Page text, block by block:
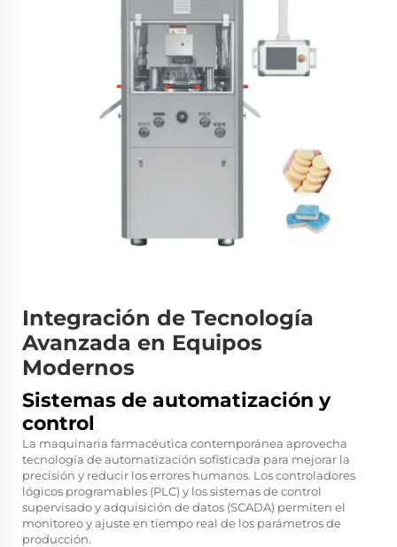
Integración de Tecnología
Avanzada en Equipos
Modernos
Sistemas de automatización y
control
La maquinaria farmacéutica contemporánea aprovecha
tecnología de automatización sofisticada para mejorar la
precisión y reducir los errores humanos. Los controladores
lógicos programables (PLC) y los sistemas de control
supervisado y adquisición de datos (SCADA) permiten el
monitoreo y ajuste en tiempo real de los parámetros de
producción.